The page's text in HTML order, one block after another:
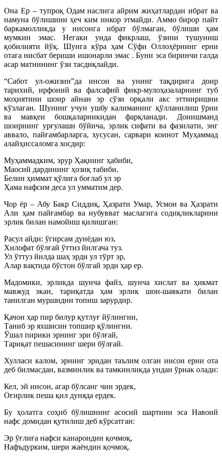
Она Ер – тупроқ Одам наслига айрим жиҳатлардан ибрат ва
намуна бўлишини ҳеч ким инкор этмайди. Аммо бирор пайт
баркамолликда у инсонга ибрат бўлмаган, бўлиши ҳам
мумкин эмас. Негаки унда фикрлаш, ўзини тушуниш
қобилияти йўқ. Шунга кўра ҳам Сўфи Оллоҳёрнинг ерни
отага нисбат бериши ишонарли эмас . Буни эса биринчи галда
асар матнининг ўзи тасдиқлайди.
“Сабот ул-ожизин”да инсон ва унинг тақдирига доир
тарихий, ирфоний ва фалсафий фикр-мулоҳазаларнинг туб
моҳиятини шоир айнан эр сўзи орқали акс эттииришни
кўзлаган. Шунинг учун ушбу калиманинг қўлланилиш ўрни
ва мавқеи бошқаларникидан фарқланади. Донишманд
шоирнинг урғулаши бўйича, эрлик сифати ва фазилати, энг
аввало, пайғамбарларга, хусусан, сарвари коинот Муҳаммад
алайҳиссаломга хосдир:
Муҳаммадким, эрур Ҳақнинг ҳабиби,
Маосий дардининг ҳозиқ табиби.
Белин ҳиммат қўлиға боғлаб ул эр
Ҳама нафсим деса ул умматим дер.
Чор ёр – Абу Бакр Сиддиқ, Ҳазрати Умар, Усмон ва Ҳазрати
Али ҳам пайғамбар ва нубувват маслагига содиқликларини
эрлик билан намойиш қилишган:
Расул айди: ўгирсам дунёдан юз,
Хилофат бўлғай ўттиз йилгача туз.
Ул ўттуз йилда шаҳ эрди ул тўрт эр,
Алар вақтида бўстон бўлгай эрди ҳар ер.
Мадомики, эрликда шунча файз, шунча хислат ва ҳикмат
мавжуд экан, тариқатда ҳам эрлик шон-шавкати билан
танилган муршидни топиш зарурдир.
Қачон ҳар пир билур қутлуғ йўлингни,
Таниб эр яхшисин топшир қўлингни.
Ўшал пирики эрнинг эри бўлғай,
Тариқат пешасининг шери бўлғай.
Хулласи калом, эрнинг эридан таълим олган инсон ерни ота
деб билмасдан, вазминлик ва тамкинликда ундан ўрнак олади:
Кел, эй инсон, агар бўлсанг чин эрдек,
Оғирлик пеша қил дуняда ердек.
Бу ҳолатга соҳиб бўлишнинг асосий шартини эса Навоий
нафс домидан қутилиш деб кўрсатган:
Эр ўғлиға нафси канарондин қочмоқ,
Нафъдурким, шери жаёндин қочмоқ.